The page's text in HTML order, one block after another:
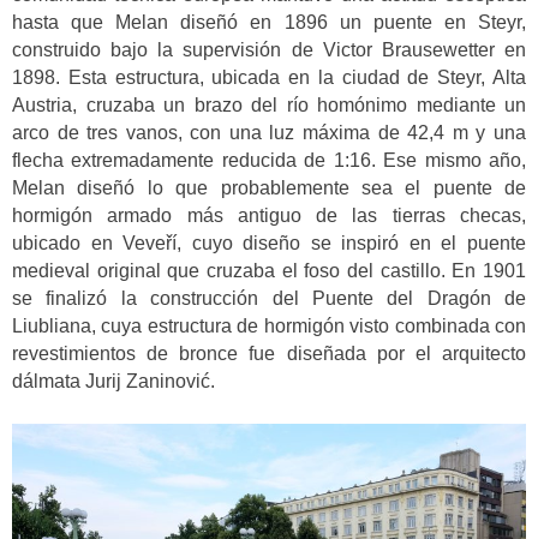
hasta que Melan diseñó en 1896 un puente en Steyr,
construido bajo la supervisión de Victor Brausewetter en
1898. Esta estructura, ubicada en la ciudad de Steyr, Alta
Austria, cruzaba un brazo del río homónimo mediante un
arco de tres vanos, con una luz máxima de 42,4 m y una
flecha extremadamente reducida de 1:16. Ese mismo año,
Melan diseñó lo que probablemente sea el puente de
hormigón armado más antiguo de las tierras checas,
ubicado en Veveří, cuyo diseño se inspiró en el puente
medieval original que cruzaba el foso del castillo. En 1901
se finalizó la construcción del Puente del Dragón de
Liubliana, cuya estructura de hormigón visto combinada con
revestimientos de bronce fue diseñada por el arquitecto
dálmata Jurij Zaninović.